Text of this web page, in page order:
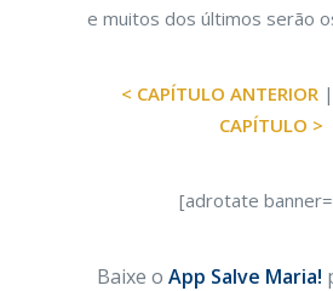
e muitos dos últimos serão
< CAPÍTULO ANTERIOR |
CAPÍTULO >
[adrotate
Baixe o App Salve Maria!